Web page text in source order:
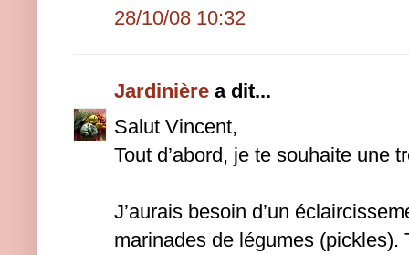
28/10/08 10:32
Jardinière a dit...
Salut Vincent,
Tout d’abord, je te souhaite une
J’aurais besoin d’un
marinades de légumes (pickles).